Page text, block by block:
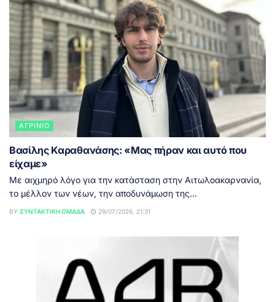
ΑΓΡΊΝΙΟ
Βασίλης Καραθανάσης: «Μας πήραν και αυτό που
είχαμε»
Με αιχμηρό λόγο για την κατάσταση στην Αιτωλοακαρνανία,
το μέλλον των νέων, την αποδυνάμωση της...
BY ΣΥΝΤΑΚΤΙΚΉ ΟΜΆΔΑ 29/07/2026, 21:31